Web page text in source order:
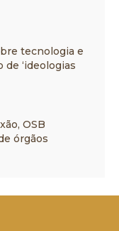
tecnologia e
de ‘ideologias
OSB
órgãos